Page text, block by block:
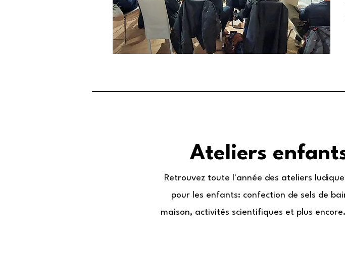
Ateliers
Retrouvez toute l'année des ateliers
pour les enfants: confection de sels de
maison, activités scientifiques et plus encore.